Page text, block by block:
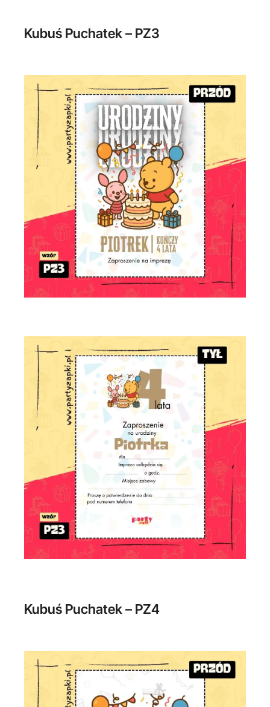
Kubuś Puchatek – PZ3
Kubuś Puchatek – PZ4